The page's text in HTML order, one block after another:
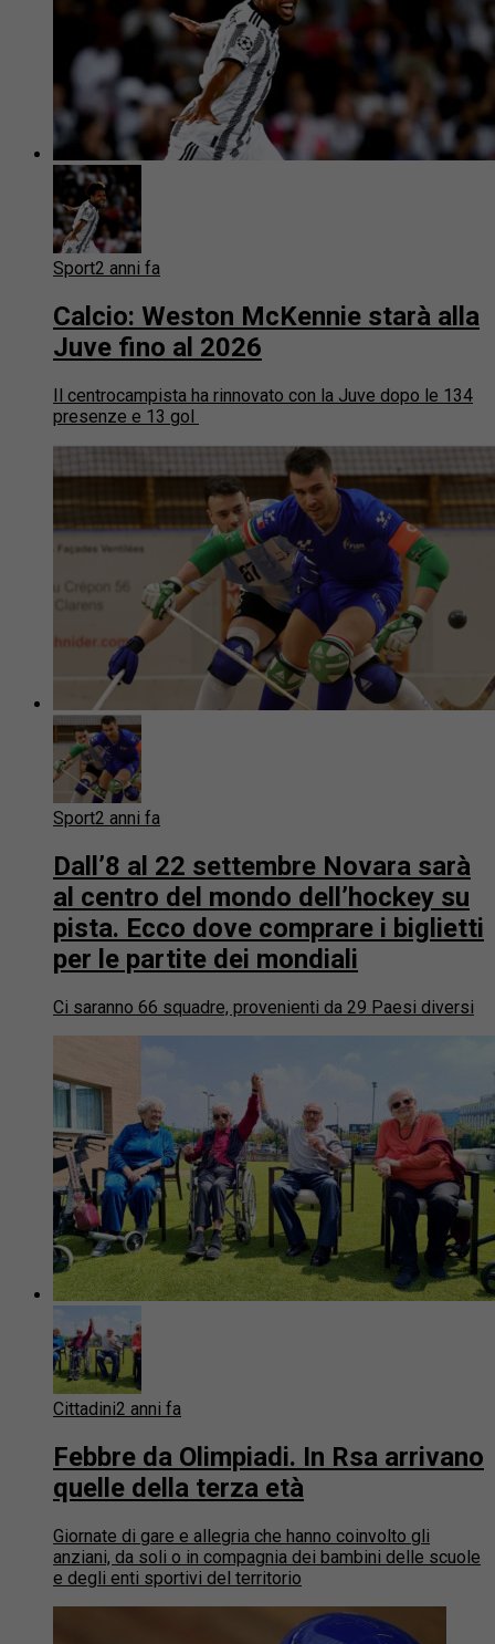
Sport2 anni fa
Calcio: Weston McKennie starà alla
Juve fino al 2026
Il centrocampista ha rinnovato con la Juve dopo le 134
presenze e 13 gol
Sport2 anni fa
Dall’8 al 22 settembre Novara sarà
al centro del mondo dell’hockey su
pista. Ecco dove comprare i biglietti
per le partite dei mondiali
Ci saranno 66 squadre, provenienti da 29 Paesi diversi
Cittadini2 anni fa
Febbre da Olimpiadi. In Rsa arrivano
quelle della terza età
Giornate di gare e allegria che hanno coinvolto gli
anziani, da soli o in compagnia dei bambini delle scuole
e degli enti sportivi del territorio